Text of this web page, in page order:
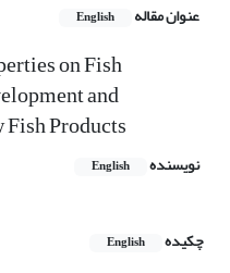
عنوان مقاله English
on Fish
and
Products
نویسنده English
چکیده English